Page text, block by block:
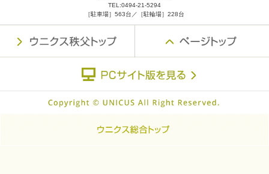
TEL:0494-21-5294
［駐車場］563台／［駐輪場］228台